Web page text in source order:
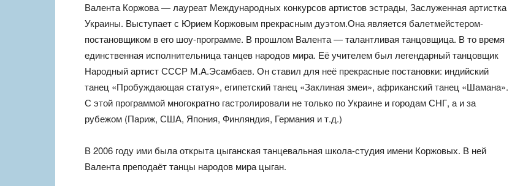
Валента Коржова — лауреат Международных конкурсов артистов эстрады, Заслуженная артистка
Украины. Выступает с Юрием Коржовым прекрасным дуэтом.Она является балетмейстером-
постановщиком в его шоу-программе. В прошлом Валента — талантливая танцовщица. В то время
единственная исполнительница танцев народов мира. Её учителем был легендарный танцовщик
Народный артист СССР М.А.Эсамбаев. Он ставил для неё прекрасные постановки: индийский
танец «Пробуждающая статуя», египетский танец «Заклиная змеи», африканский танец «Шамана».
С этой программой многократно гастролировали не только по Украине и городам СНГ, а и за
рубежом (Париж, США, Япония, Финляндия, Германия и т.д.)
В 2006 году ими была открыта цыганская танцевальная школа-студия имени Коржовых. В ней
Валента преподаёт танцы народов мира цыган.